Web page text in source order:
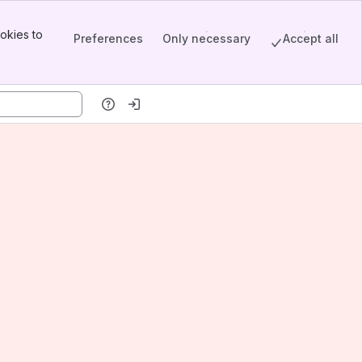
to
Preferences Only necessary Accept all